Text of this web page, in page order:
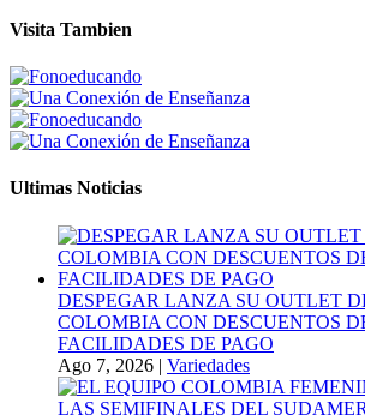
Visita Tambien
Ultimas Noticias
DESPEGAR LANZA SU OUTLET
COLOMBIA CON DESCUENTOS
FACILIDADES DE PAGO
Ago 7, 2026 | Variedades